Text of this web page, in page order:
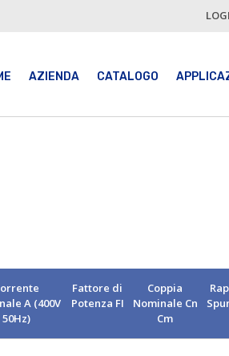
AZIENDA CATALOGO
A (400V
50Hz)
Fattore di
Potenza FI
Coppia
Nominale Cn
Cm